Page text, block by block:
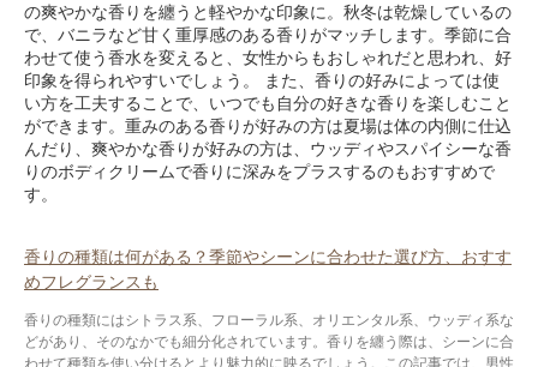
の爽やかな香りを纏うと軽やかな印象に。秋冬は乾燥しているの
で、バニラなど甘く重厚感のある香りがマッチします。季節に合
わせて使う香水を変えると、女性からもおしゃれだと思われ、好
印象を得られやすいでしょう。 また、香りの好みによっては使
い方を工夫することで、いつでも自分の好きな香りを楽しむこと
ができます。重みのある香りが好みの方は夏場は体の内側に仕込
んだり、爽やかな香りが好みの方は、ウッディやスパイシーな香
りのボディクリームで香りに深みをプラスするのもおすすめで
す。
香りの種類は何がある？季節やシーンに合わせた選び方、おすす
めフレグランスも
香りの種類にはシトラス系、フローラル系、オリエンタル系、ウッディ系な
どがあり、そのなかでも細分化されています。香りを纏う際は、シーンに合
わせて種類を使い分けるとより魅力的に映るでしょう。この記事では、男性